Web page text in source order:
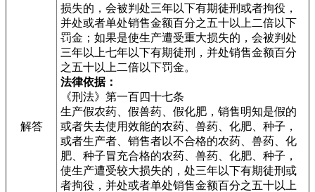
解答
损失的，会被判处三年以下有期徒刑或者拘役，
并处或者单处销售金额百分之五十以上二倍以下
罚金；如果是使生产遭受重大损失的，会被判处
三年以上七年以下有期徒刑，并处销售金额百分
之五十以上二倍以下罚金。
法律依据：
《刑法》第一百四十七条
生产假农药、假兽药、假化肥，销售明知是假的
或者失去使用效能的农药、兽药、化肥、种子，
或者生产者、销售者以不合格的农药、兽药、化
肥、种子冒充合格的农药、兽药、化肥、种子，
使生产遭受较大损失的，处三年以下有期徒刑或
者拘役，并处或者单处销售金额百分之五十以上